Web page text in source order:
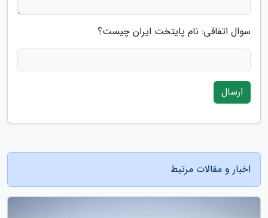
سوال اتفاقی: نام پایتخت ایران چیست؟
ارسال
اخبار و مقالات مرتبط